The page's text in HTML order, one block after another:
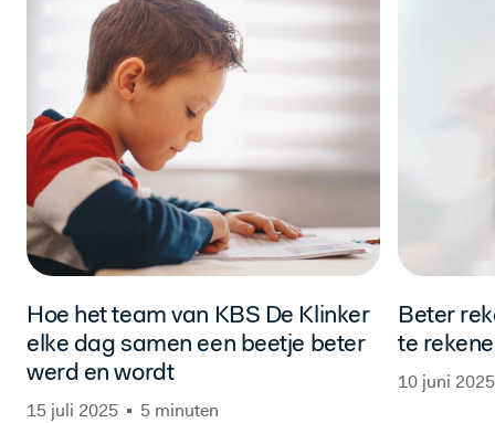
Hoe het team van KBS De Klinker
elke dag samen een beetje beter
werd en wordt
15 juli 2025 5 minuten
Beter
te
10 juni 2025